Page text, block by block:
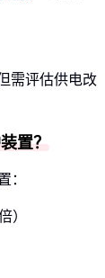
需评估供电改
置？
：
）